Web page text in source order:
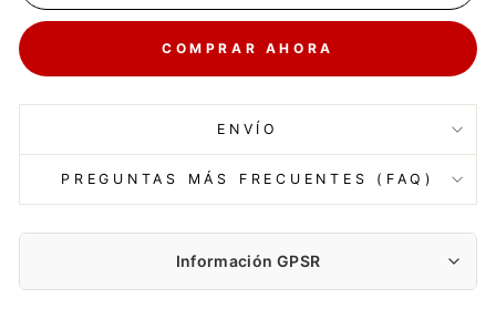
COMPRAR AHORA
ENVÍO
PREGUNTAS MÁS FRECUENTES (FAQ)
Información GPSR